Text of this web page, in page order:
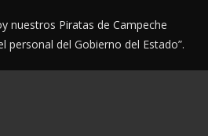
nuestros Piratas de Campeche
personal del Gobierno del Estado”.